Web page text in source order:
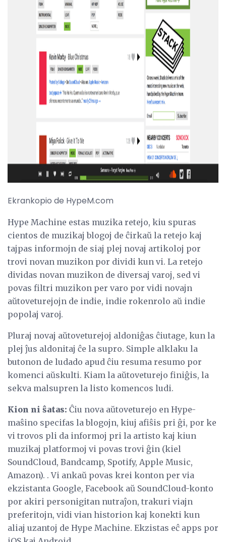
ad
Ekrankopio de HypeM.com
Hype Machine estas muzika retejo, kiu spuras
cientos de muzikaj blogoj de ĉirkaŭ la retejo kaj
tajpas informojn de siaj plej novaj artikoloj por
trovi novan muzikon por dividi kun vi. La retejo
dividas novan muzikon de diversaj varoj, sed vi
povas filtri muzikon per varo por vidi novajn
aŭtoveturejojn de indie, indie rokenrolo aŭ indie
popolaj varoj.
Pluraj novaj aŭtoveturejoj aldoniĝas ĉiutage, kun la
plej ĵus aldonitaj ĉe la supro. Simple alklaku la
butonon de ludado apud ĉiu resuma resumo por
komenci aŭskulti. Kiam la aŭtoveturejo finiĝis, la
sekva malsupren la listo komencos ludi.
Kion ni ŝatas: Ĉiu nova aŭtoveturejo en Hype-
maŝino specifas la blogojn, kiuj afiŝis pri ĝi, por ke
vi trovos pli da informoj pri la artisto kaj kiun
muzikaj platformoj vi povas trovi ĝin (kiel
SoundCloud, Bandcamp, Spotify, Apple Music,
Amazon). . Vi ankaŭ povas krei konton per via
ekzistanta Google, Facebook aŭ SoundCloud-konto
por akiri personigitan nutraĵon, trakuri viajn
preferitojn, vidi vian historion kaj konekti kun
aliaj uzantoj de Hype Machine. Ekzistas eĉ apps por